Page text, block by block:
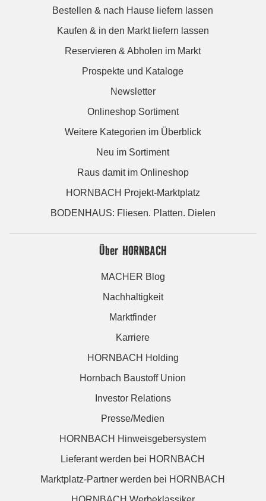
Bestellen & nach Hause liefern lassen
Kaufen & in den Markt liefern lassen
Reservieren & Abholen im Markt
Prospekte und Kataloge
Newsletter
Onlineshop Sortiment
Weitere Kategorien im Überblick
Neu im Sortiment
Raus damit im Onlineshop
HORNBACH Projekt-Marktplatz
BODENHAUS: Fliesen. Platten. Dielen
Über HORNBACH
MACHER Blog
Nachhaltigkeit
Marktfinder
Karriere
HORNBACH Holding
Hornbach Baustoff Union
Investor Relations
Presse/Medien
HORNBACH Hinweisgebersystem
Lieferant werden bei HORNBACH
Marktplatz-Partner werden bei HORNBACH